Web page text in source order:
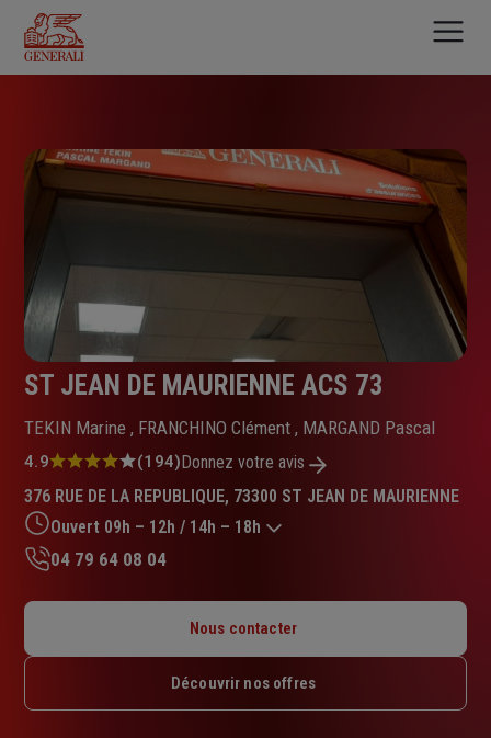
contenu
principal
ST JEAN DE MAURIENNE ACS 73
TEKIN Marine , FRANCHINO Clément , MARGAND Pascal
Note
4.9
sur
5
étoiles
4.9 (194)Donnez votre avis
376 RUE DE LA REPUBLIQUE, 73300 ST JEAN DE MAURIENNE
Ouvert 09h – 12h / 14h – 18h
Mardi : 09h – 12h / 14h – 18h
Jeudi : 09h – 12h / 14h – 18h
04 79 64 08 04
Nous contacter
Découvrir nos offres